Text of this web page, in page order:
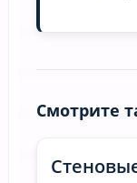
Смотрите